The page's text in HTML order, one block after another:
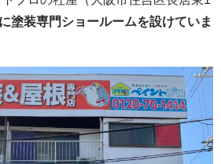
塗装専門ショールームを設けていま